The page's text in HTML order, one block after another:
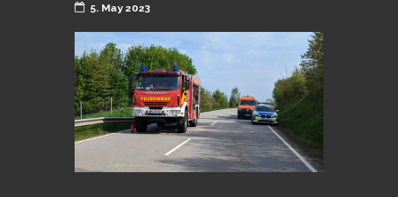
5. May 2023